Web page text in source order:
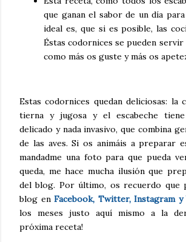
que ganan el sabor de un día
ideal es, que si es posible, las
Éstas codornices se pueden
como más os guste y más os
Estas codornices quedan deliciosas: la
tierna y jugosa y el escabeche
delicado y nada invasivo, que combina
de las aves. Si os animáis a preparar
mandadme una foto para que pueda
queda, me hace mucha ilusión que
del blog. Por último, os recuerdo que
blog enFacebook, Twitter, Instagram y
los meses justo aquí mismo a la
próxima receta!